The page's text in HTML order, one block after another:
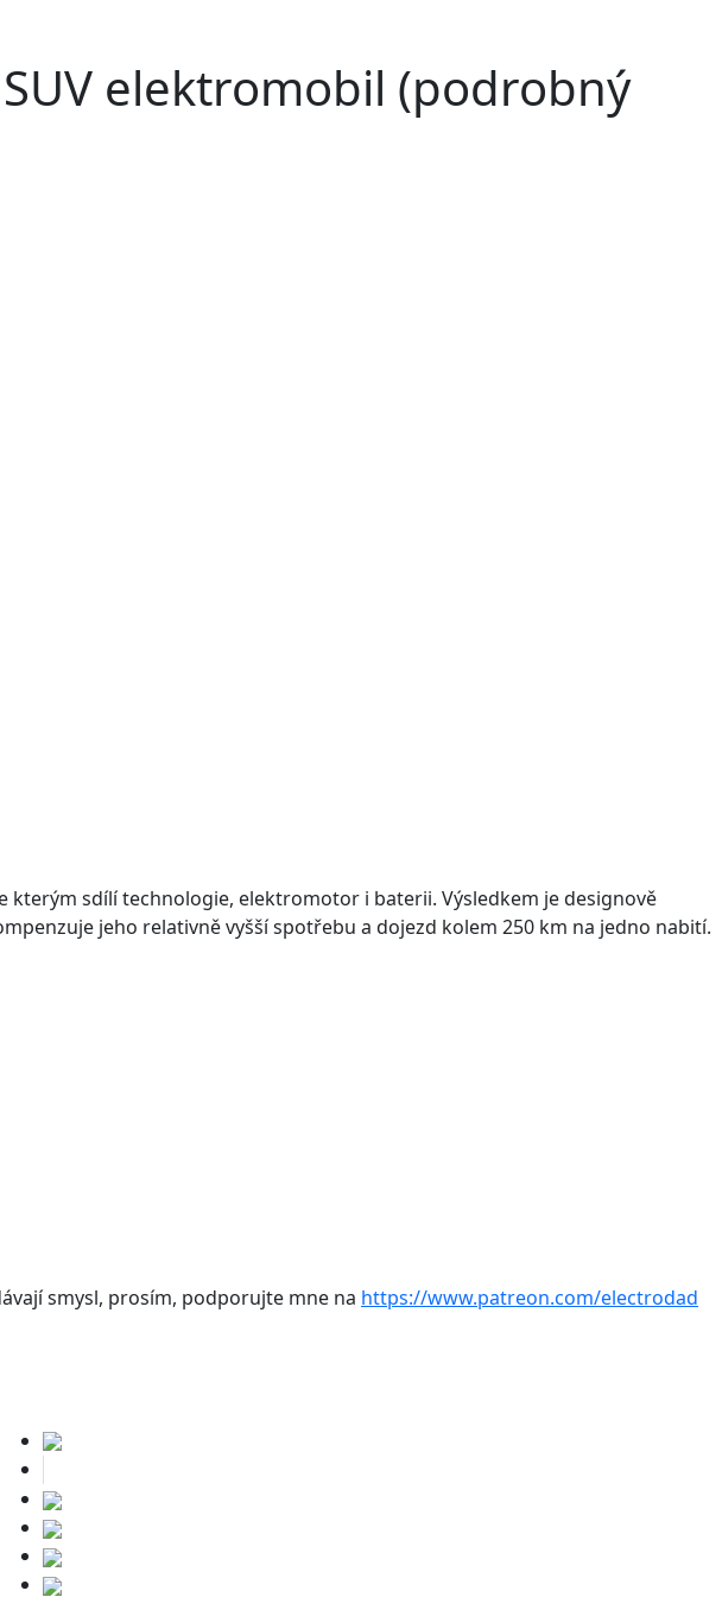
elektromobil (podrobný
kterým sdílí technologie, elektromotor i baterii. Výsledkem je designově
jeho relativně vyšší spotřebu a dojezd kolem 250 km na jedno nabití.
smysl, prosím, podporujte mne na https://www.patreon.com/electrodad